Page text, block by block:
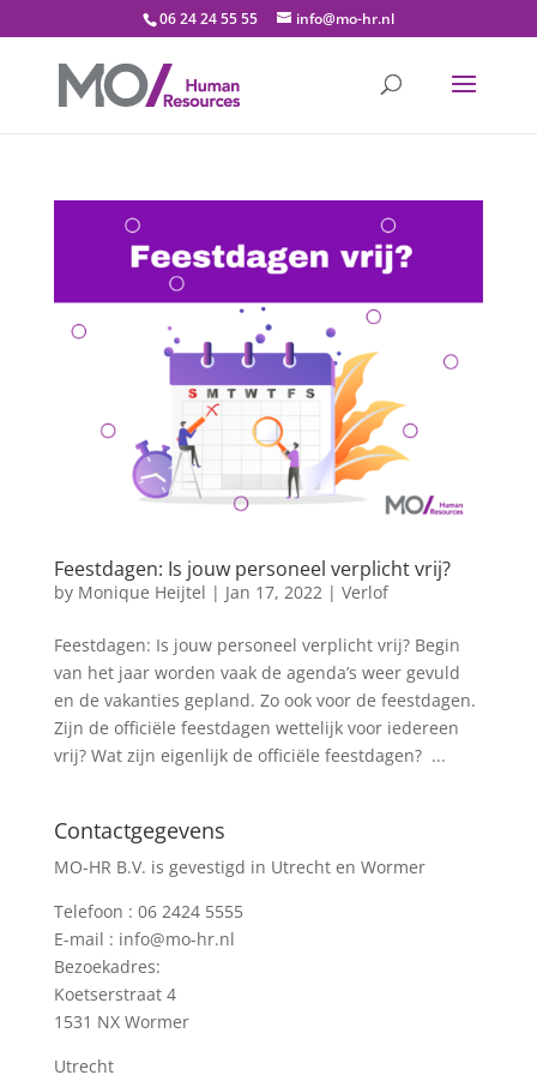
06 24 24 55 55 info@mo-hr.nl
Feestdagen: Is jouw personeel verplicht vrij?
by Monique Heijtel | Jan 17, 2022 | Verlof
​Feestdagen: Is jouw personeel verplicht vrij? Begin
van het jaar worden vaak de agenda’s weer gevuld
en de vakanties gepland. Zo ook voor de feestdagen.
Zijn de officiële feestdagen wettelijk voor iedereen
vrij? Wat zijn eigenlijk de officiële feestdagen? ...
Contactgegevens
MO-HR B.V. is gevestigd in Utrecht en Wormer
Telefoon : 06 2424 5555
E-mail : info@mo-hr.nl
Bezoekadres:
Koetserstraat 4
1531 NX Wormer
Utrecht